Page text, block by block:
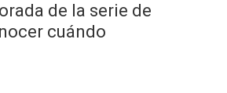
de la serie de
cuándo